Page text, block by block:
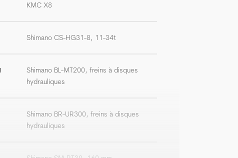
KMC X8
Shimano CS-HG31-8, 11-34t
Shimano BL-MT200, freins à disques
hydrauliques
Shimano BR-UR300, freins à disques
hydrauliques